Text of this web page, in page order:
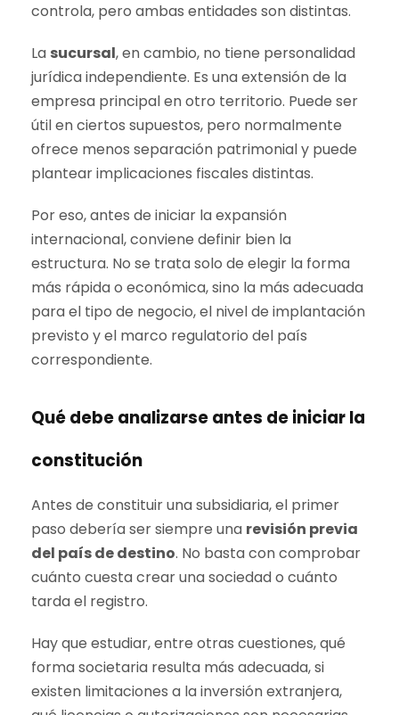
controla, pero ambas entidades son distintas.
La sucursal, en cambio, no tiene personalidad
jurídica independiente. Es una extensión de la
empresa principal en otro territorio. Puede ser
útil en ciertos supuestos, pero normalmente
ofrece menos separación patrimonial y puede
plantear implicaciones fiscales distintas.
Por eso, antes de iniciar la expansión
internacional, conviene definir bien la
estructura. No se trata solo de elegir la forma
más rápida o económica, sino la más adecuada
para el tipo de negocio, el nivel de implantación
previsto y el marco regulatorio del país
correspondiente.
Qué debe analizarse antes de iniciar la
constitución
Antes de constituir una subsidiaria, el primer
paso debería ser siempre una revisión previa
del país de destino. No basta con comprobar
cuánto cuesta crear una sociedad o cuánto
tarda el registro.
Hay que estudiar, entre otras cuestiones, qué
forma societaria resulta más adecuada, si
existen limitaciones a la inversión extranjera,